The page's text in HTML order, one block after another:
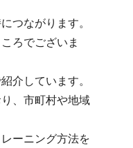
つながります。
ろでございま
介しています。
、市町村や地域
ーニング方法を